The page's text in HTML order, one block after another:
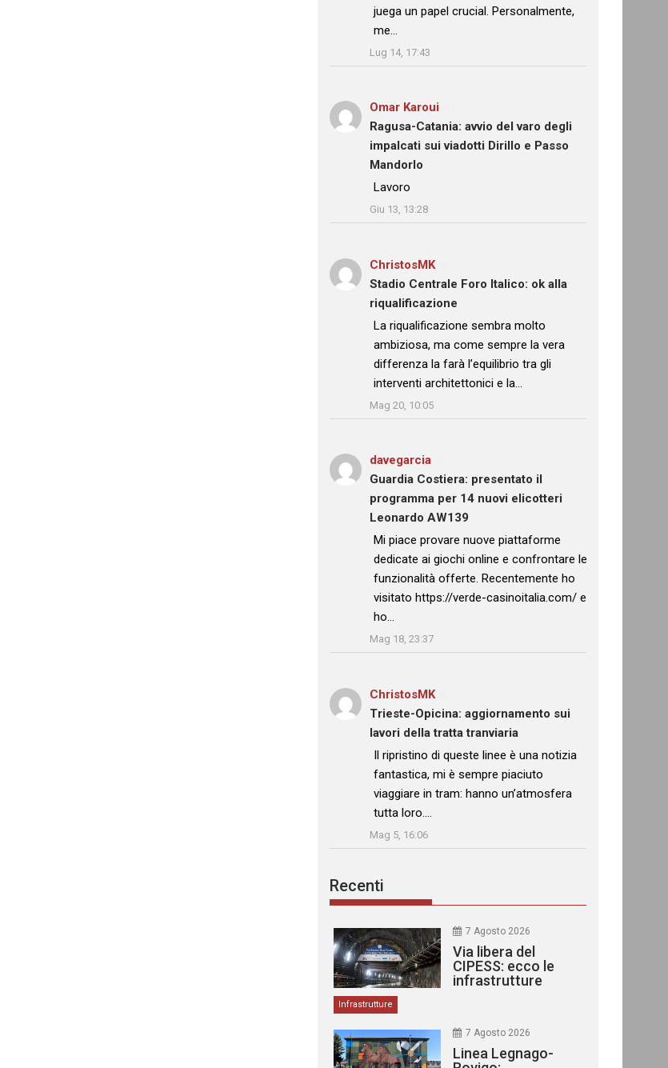
juega un papel crucial. Personalmente,
me…
Lug 14, 17:43
Omar Karoui
Ragusa-Catania: avvio del varo degli
impalcati sui viadotti Dirillo e Passo
Mandorlo
: “Lavoro
Giu 13, 13:28
ChristosMKsu
Stadio Centrale Foro Italico: ok alla
riqualificazione
: “La riqualificazione sembra molto
ambiziosa, ma come sempre la vera
differenza la farà l’equilibrio tra gli
interventi architettonici e la…
Mag 20, 10:05
davegarcia
Guardia Costiera: presentato il
programma per 14 nuovi elicotteri
Leonardo AW139
: “
Mi piace provare nuove piattaforme
dedicate ai giochi online e confrontare le
funzionalità offerte. Recentemente ho
visitato https://verde-casinoitalia.com/ e
ho…
Mag 18, 23:37
ChristosMKsu
Trieste-Opicina: aggiornamento sui
lavori della tratta tranviaria
: “
Il ripristino di queste linee è una notizia
fantastica, mi è sempre piaciuto
viaggiare in tram: hanno un’atmosfera
tutta loro.…
Mag 5, 16:06
Recenti
7 Agosto 2026
Via libera del
CIPESS: ecco le
infrastrutture
Infrastrutture
7 Agosto 2026
Linea Legnago-